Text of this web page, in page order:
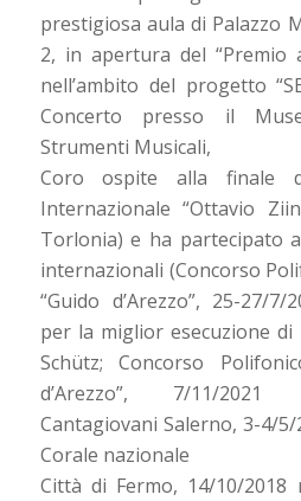
prestigiosa aula di Palazzo
2, in apertura del “Premio
nell’ambito del progetto
Concerto presso il
Strumenti Musicali,
Coro ospite alla finale
Internazionale “Ottavio
Torlonia) e ha partecipato
internazionali (Concorso
“Guido d’Arezzo”, 25-27/
per la miglior esecuzione
Schütz; Concorso
d’Arezzo”, 7/11/
Cantagiovani Salerno, 3-4/
Corale nazionale
Città di Fermo, 14/10/2018